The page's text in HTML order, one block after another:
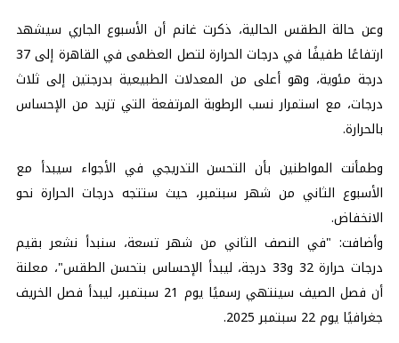
وعن حالة الطقس الحالية، ذكرت غانم أن الأسبوع الجاري سيشهد
ارتفاعًا طفيفًا في درجات الحرارة لتصل العظمى في القاهرة إلى 37
درجة مئوية، وهو أعلى من المعدلات الطبيعية بدرجتين إلى ثلاث
درجات، مع استمرار نسب الرطوبة المرتفعة التي تزيد من الإحساس
بالحرارة.
وطمأنت المواطنين بأن التحسن التدريجي في الأجواء سيبدأ مع
الأسبوع الثاني من شهر سبتمبر، حيث ستتجه درجات الحرارة نحو
الانخفاض.
وأضافت: "في النصف الثاني من شهر تسعة، سنبدأ نشعر بقيم
درجات حرارة 32 و33 درجة، ليبدأ الإحساس بتحسن الطقس"، معلنة
أن فصل الصيف سينتهي رسميًا يوم 21 سبتمبر، ليبدأ فصل الخريف
جغرافيًا يوم 22 سبتمبر 2025.